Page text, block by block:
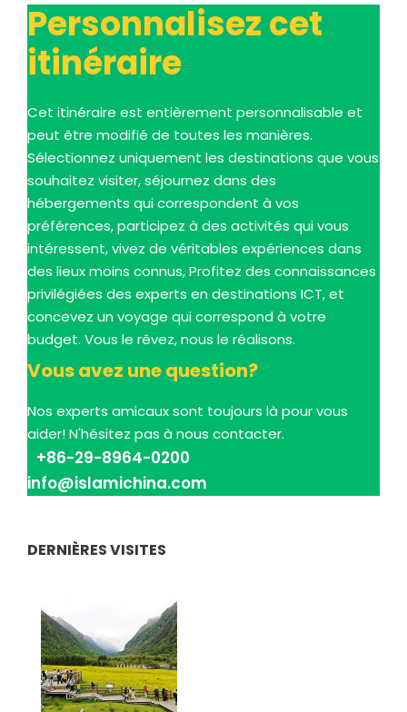
Personnalisez cet
itinéraire
Cet itinéraire est entièrement personnalisable et
peut être modifié de toutes les manières.
Sélectionnez uniquement les destinations que vous
souhaitez visiter, séjournez dans des
hébergements qui correspondent à vos
préférences, participez à des activités qui vous
intéressent, vivez de véritables expériences dans
des lieux moins connus, Profitez des connaissances
privilégiées des experts en destinations ICT, et
concevez un voyage qui correspond à votre
budget. Vous le rêvez, nous le réalisons.
Vous avez une question?
Nos experts amicaux sont toujours là pour vous
aider! N'hésitez pas à nous contacter.
+86-29-8964-0200
info@islamichina.com
DERNIÈRES VISITES